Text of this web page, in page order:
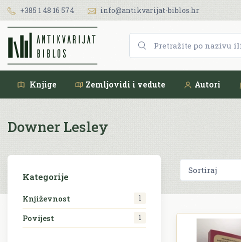
+385 1 48 16 574 info@antikvarijat-biblos.hr
Knjige Zemljovidi i vedute Autori
Downer Lesley
Kategorije
Književnost 1
Povijest 1